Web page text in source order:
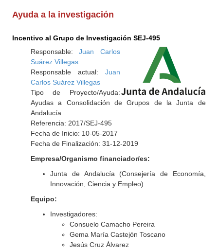
Ayuda a la investigación
Incentivo al Grupo de Investigación SEJ-495
Responsable:Juan Carlos
Suárez Villegas
Responsable actual: Juan
Carlos Suárez Villegas
Tipo de Proyecto/Ayuda:
Ayudas a Consolidación de Grupos de la Junta de
Andalucía
Referencia: 2017/SEJ-495
Fecha de Inicio: 10-05-2017
Fecha de Finalización: 31-12-2019
Empresa/Organismo financiador/es:
Junta de Andalucía (Consejería de Economía,
Innovación, Ciencia y Empleo)
Equipo:
Investigadores:
Consuelo Camacho Pereira
Gema María Castejón Toscano
Jesús Cruz Álvarez